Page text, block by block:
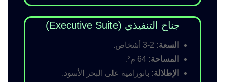
جناح التنفيذي (Executive Suite)
السعة:
المساحة:
الإطلالة: بانورامية على البحر الأسود.